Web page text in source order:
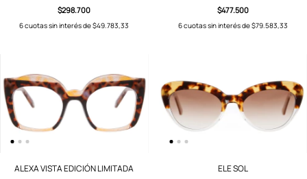
$298.700
6cuotas sin interés de$49.783,33
$477.500
6cuotas sin interés de$79.583,33
ALEXA VISTA EDICIÓN LIMITADA ELE SOL